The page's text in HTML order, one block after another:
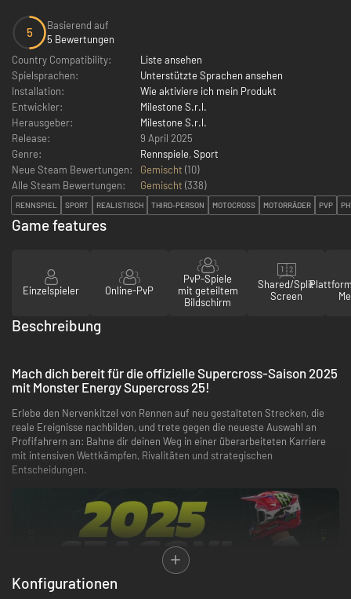
5
Basierend auf
5 Bewertungen
Country Compatibility:
Liste ansehen
Spielsprachen:
Unterstützte Sprachen ansehen
Installation:
Wie aktiviere ich mein Produkt
Entwickler:
Milestone S.r.l.
Herausgeber:
Milestone S.r.l.
Release:
9 April 2025
Genre:
Rennspiele, Sport
Neue Steam Bewertungen:
Gemischt (10)
Alle Steam Bewertungen:
Gemischt (338)
RENNSPIEL SPORT REALISTISCH THIRD-PERSON MOTOCROSS MOTORRÄDER PVP
Game features
Einzelspieler Online-PvP
PvP-Spiele
mit geteiltem
Bildschirm
Shared/Split
Screen
Beschreibung
Mach dich bereit für die offizielle Supercross-Saison 2025
mit Monster Energy Supercross 25!
Erlebe den Nervenkitzel von Rennen auf neu gestalteten Strecken, die
reale Ereignisse nachbilden, und trete gegen die neueste Auswahl an
Profifahrern an: Bahne dir deinen Weg in einer überarbeiteten Karriere
mit intensiven Wettkämpfen, Rivalitäten und strategischen
Entscheidungen.
Konfigurationen